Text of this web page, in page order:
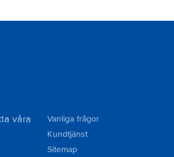
våra
Vanliga frågor
Kundtjänst
Sitemap